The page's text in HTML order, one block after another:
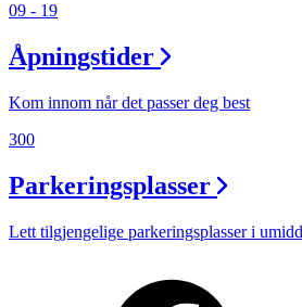
09 - 19
Åpningstider
Kom innom når det passer deg best
300
Parkeringsplasser
Lett tilgjengelige parkeringsplasser i